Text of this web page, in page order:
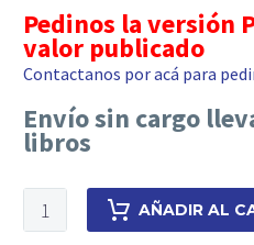
Pedinos la versión
valor publicado
Contactanos por acá para
Envío sin cargo
libros
administración
AÑADIR AL